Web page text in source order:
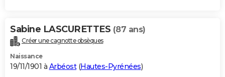
Sabine LASCURETTES (87 ans)
Créer une cagnotte obsèques
Naissance
19/11/1901 à Arbéost(Hautes-Pyrénées)